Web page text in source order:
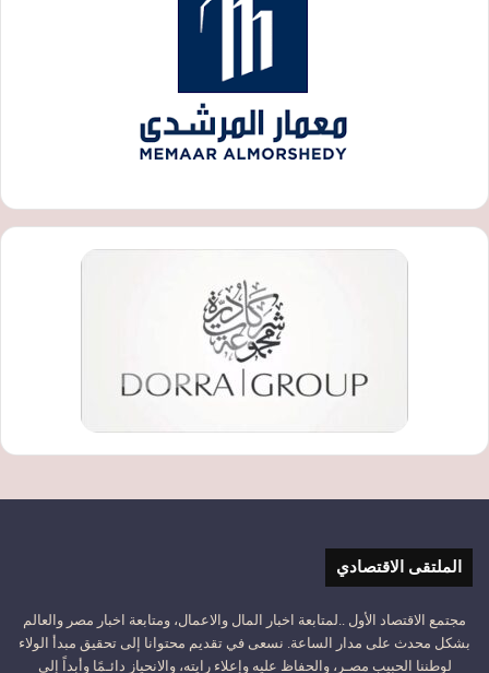
الملتقى الاقتصادي
مجتمع الاقتصاد الأول ..لمتابعة اخبار المال والاعمال، ومتابعة اخبار مصر والعالم
بشكل محدث على مدار الساعة. نسعى في تقديم محتوانا إلى تحقيق مبدأ الولاء
لوطننا الحبيب مصـر، والحفاظ عليه وإعلاء رايته، والانحياز دائـمًا وأبداً إلى